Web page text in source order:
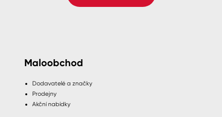
Maloobchod
Dodavatelé a značky
Prodejny
Akční nabídky